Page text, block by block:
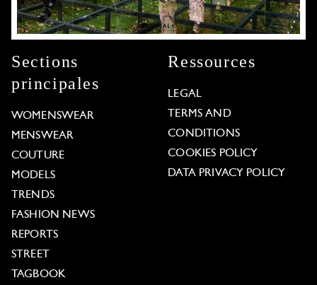
Sections
principales
WOMENSWEAR
MENSWEAR
COUTURE
MODELS
TRENDS
FASHION NEWS
REPORTS
STREET
TAGBOOK
Ressources
LEGAL
TERMS AND
CONDITIONS
COOKIES POLICY
DATA PRIVACY POLICY